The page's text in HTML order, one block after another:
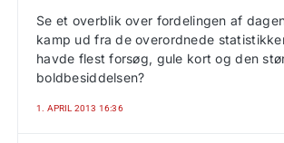
Se et overblik over fordelingen af
kamp ud fra de overordnede
havde flest forsøg, gule kort og den
boldbesiddelsen?
1. APRIL 2013 16:36